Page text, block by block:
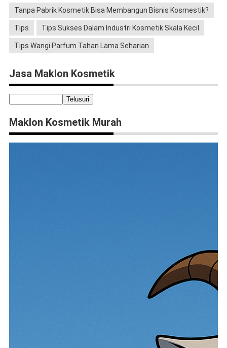
Tanpa Pabrik Kosmetik Bisa Membangun Bisnis Kosmestik?
Tips Tips Sukses Dalam Industri Kosmetik Skala Kecil
Tips Wangi Parfum Tahan Lama Seharian
Jasa Maklon Kosmetik
Maklon Kosmetik Murah